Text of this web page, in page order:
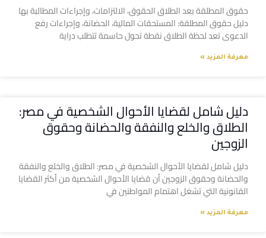
حقوق المطلقة بعد الطلاق الحقوق، الالتزامات، وإجراءات المطالبة بها
دليل حقوق المطلقة: المستحقات المالية، الحضانة، وإجراءات رفع
الدعوى تعد لحظة الطلاق نقطة تحول حاسمة تتطلب دراية
معرفة المزيد »
دليل شامل لقضايا الأحوال الشخصية في مصر:
الطلاق والخلع والنفقة والحضانة وحقوق
الزوجين
دليل شامل لقضايا الأحوال الشخصية في مصر: الطلاق والخلع والنفقة
والحضانة وحقوق الزوجين أن قضايا الأحوال الشخصية من أكثر القضايا
القانونية التي تشغل اهتمام المواطنين في
معرفة المزيد »